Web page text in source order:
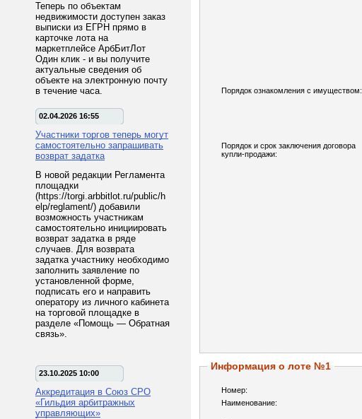
Теперь по объектам
недвижимости доступен заказ
выписки из ЕГРН прямо в
карточке лота на
маркетплейсе АрбБитЛот
Один клик - и вы получите
актуальные сведения об
объекте на электронную почту
в течение часа.
02.04.2026 16:55
Участники торгов теперь могут
самостоятельно запрашивать
возврат задатка
В новой редакции Регламента
площадки
(https://torgi.arbbitlot.ru/public/h
elp/reglament/) добавили
возможность участникам
самостоятельно инициировать
возврат задатка в ряде
случаев. Для возврата
задатка участнику необходимо
заполнить заявление по
установленной форме,
подписать его и направить
оператору из личного кабинета
на торговой площадке в
разделе «Помощь — Обратная
связь».
23.10.2025 10:00
Аккредитация в Союз СРО
«Гильдия арбитражных
управляющих»
Порядок ознакомления с имуществом:
Порядок и срок заключения договора
купли-продажи:
Информация о лоте №1
Номер:
Наименование: